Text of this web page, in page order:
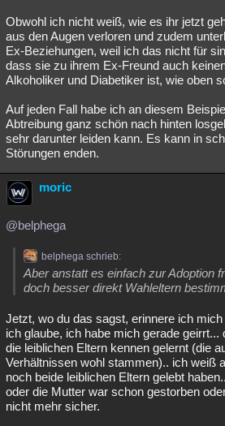
Obwohl ich nicht weiß, wie es ihr jetzt
aus den Augen verloren und zudem
Ex-Beziehungen, weil ich das nicht für
dass sie zu ihrem Ex-Freund auch
Alkoholiker und Diabetiker ist, wie oben
Auf jeden Fall habe ich an diesem
Abtreibung ganz schön nach hinten
sehr darunter leiden kann. Es kann in
Störungen enden.
moric
@belphega
belphega schrieb:
Aber anstatt es einfach zur Adoption
doch besser direkt Wahleltern
Jetzt, wo du das sagst, erinnere ich
ich glaube, ich habe mich gerade geirrt...
die leiblichen Eltern kennen gelernt (die
Verhältnissen wohl stammen).. ich weiß
noch beide leiblichen Eltern gelebt
oder die Mutter war schon gestorben
nicht mehr sicher.